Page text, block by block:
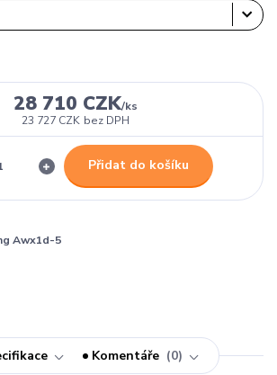
28 710 CZK/ks
23 727 CZK bez DPH
Přidat do košíku
Awx1d-5
Komentáře 0